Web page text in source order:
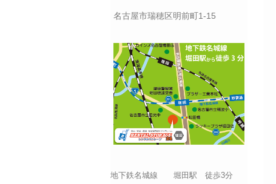
名古屋市瑞穂区明前町1-15
地下鉄名城線 堀田駅 徒歩3分